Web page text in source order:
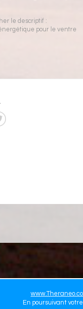
En poursuivant
le descriptif :
pour le ventre